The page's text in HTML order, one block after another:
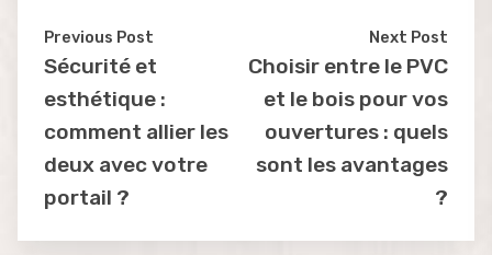
Previous Post
Sécurité et
esthétique :
comment allier les
deux avec votre
portail ?
Next Post
Choisir entre le PVC
et le bois pour vos
ouvertures : quels
sont les avantages
?